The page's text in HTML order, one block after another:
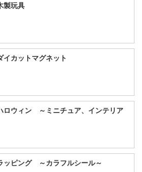
玩具
カットマグネット
ウィン ～ミニチュア、インテリア
ピング ～カラフルシール～